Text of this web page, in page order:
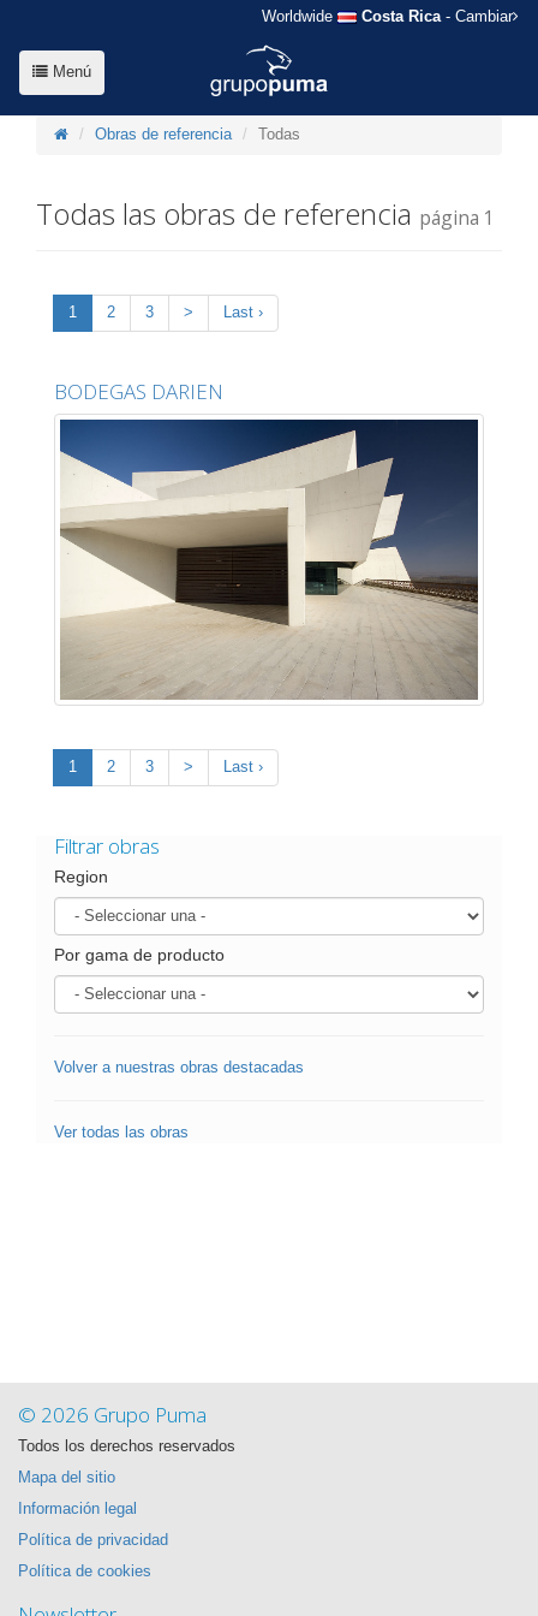
Worldwide Costa Rica- Cambiar
Menú
Obras de referencia Todas
Todas las obras de referencia página 1
1 2 3 > Last ›
BODEGAS DARIEN
1 2 3 > Last ›
Filtrar obras
Region
Por gama de producto
Volver a nuestras obras destacadas
Ver todas las obras
© 2026 Grupo Puma
Todos los derechos reservados
Mapa del sitio
Información legal
Política de privacidad
Política de cookies